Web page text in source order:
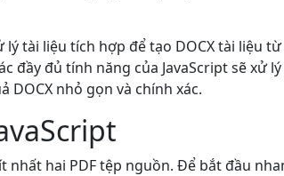
tài liệu tích hợp để tạo DOCX tài liệu
đầy đủ tính năng của JavaScript sẽ xử
nhỏ gọn và chính xác.
hai PDF tệp nguồn. Để bắt đầu